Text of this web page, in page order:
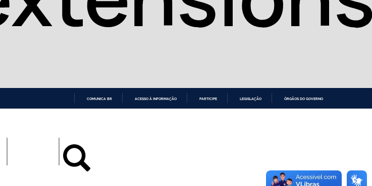
COMUNICA BR ACESSO À INFORMAÇÃO PARTICIPE LEGISLAÇÃO ÓRGÃOS DO GOVERNO